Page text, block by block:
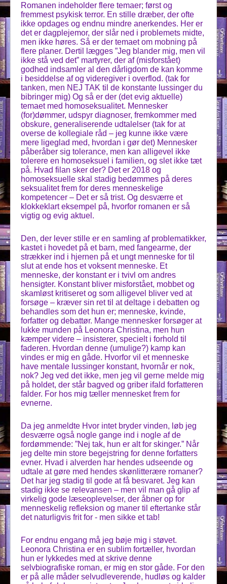
Romanen indeholder flere temaer; først og
fremmest psykisk terror. En stille dræber, der ofte
ikke opdages og endnu mindre anerkendes. Her er
det er dagplejemor, der slår ned i problemets midte,
men ikke høres. Så er der temaet om mobning på
flere planer. Dertil lægges ”Jeg blander mig, men vil
ikke stå ved det” martyrer, der af (misforstået)
godhed indsamler al den dårligdom de kan komme
i besiddelse af og videregiver i overflod. (tak for
tanken, men NEJ TAK til de konstante lussinger du
bibringer mig) Og så er der (det evig aktuelle)
temaet med homoseksualitet. Mennesker
(for)dømmer, udspyr diagnoser, fremkommer med
obskure, generaliserende udtalelser (tak for at
overse de kollegiale råd – jeg kunne ikke være
mere ligeglad med, hvordan i gør det) Mennesker
påberåber sig tolerance, men kan alligevel ikke
tolerere en homoseksuel i familien, og slet ikke tæt
på. Hvad filan sker der? Det er 2018 og
homoseksuelle skal stadig bedømmes på deres
seksualitet frem for deres menneskelige
kompetencer – Det er så trist. Og desværre et
klokkeklart eksempel på, hvorfor romanen er så
vigtig og evig aktuel.
Den, der lever stille er en samling af problematikker,
kastet i hovedet på et barn, med fangearme, der
strækker ind i hjernen på et ungt menneske for til
slut at ende hos et voksent menneske. Et
menneske, der konstant er i tvivl om andres
hensigter. Konstant bliver misforstået, mobbet og
skamløst kritiseret og som alligevel bliver ved at
forsøge – kræver sin ret til at deltage i debatten og
behandles som det hun er; menneske, kvinde,
forfatter og debattør. Mange mennesker forsøger at
lukke munden på Leonora Christina, men hun
kæmper videre – insisterer, specielt i forhold til
faderen. Hvordan denne (umulige?) kamp kan
vindes er mig en gåde. Hvorfor vil et menneske
have mentale lussinger konstant, hvornår er nok,
nok? Jeg ved det ikke, men jeg vil gerne melde mig
på holdet, der står bagved og griber ifald forfatteren
falder. For hos mig tæller mennesket frem for
evnerne.
Da jeg anmeldte Hvor intet bryder vinden, løb jeg
desværre også nogle gange ind i nogle af de
fordømmende: ”Nej tak, hun er alt for skinger.” Når
jeg delte min store begejstring for denne forfatters
evner. Hvad i alverden har hendes udseende og
udtale at gøre med hendes skønlitterære romaner?
Det har jeg stadig til gode at få besvaret. Jeg kan
stadig ikke se relevansen – men vil man gå glip af
virkelig gode læseoplevelser, der åbner op for
menneskelig refleksion og maner til eftertanke står
det naturligvis frit for - men sikke et tab!
For endnu engang må jeg bøje mig i støvet.
Leonora Christina er en sublim fortæller, hvordan
hun er lykkedes med at skrive denne
selvbiografiske roman, er mig en stor gåde. For den
er på alle måder selvudleverende, hudløs og kalder